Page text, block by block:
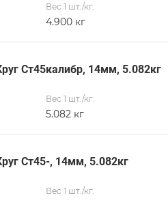
Вес 1 шт./кг.
4.900 кг
Ст45калибр, 14мм, 5.082кг
Вес 1 шт./кг.
5.082 кг
Ст45-, 14мм, 5.082кг
Вес 1 шт./кг.